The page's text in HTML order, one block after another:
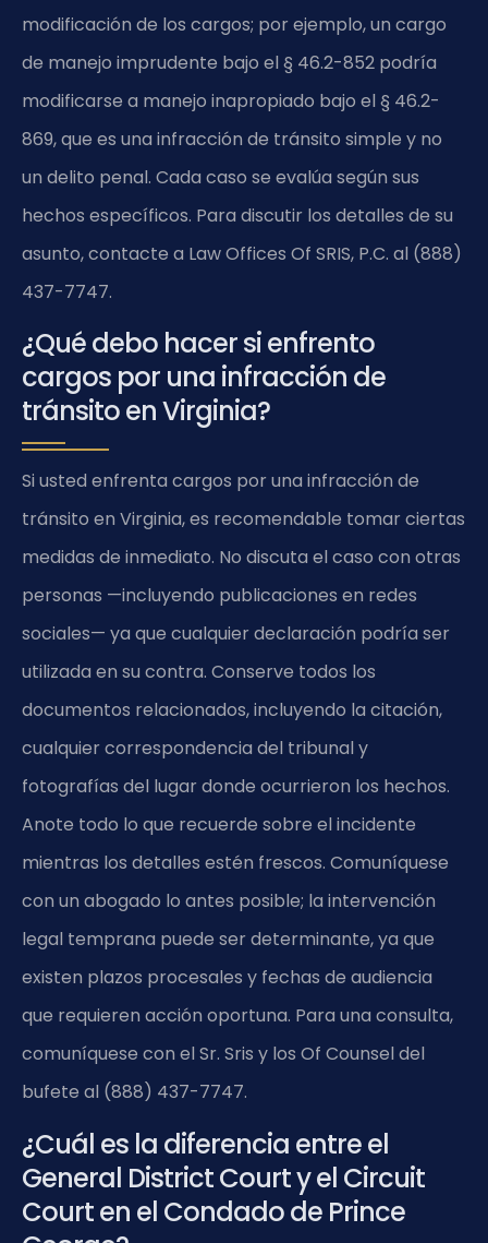
modificación de los cargos; por ejemplo, un cargo
de manejo imprudente bajo el § 46.2-852 podría
modificarse a manejo inapropiado bajo el § 46.2-
869, que es una infracción de tránsito simple y no
un delito penal. Cada caso se evalúa según sus
hechos específicos. Para discutir los detalles de su
asunto, contacte a Law Offices Of SRIS, P.C. al (888)
437-7747.
¿Qué debo hacer si enfrento
cargos por una infracción de
tránsito en Virginia?
Si usted enfrenta cargos por una infracción de
tránsito en Virginia, es recomendable tomar ciertas
medidas de inmediato. No discuta el caso con otras
personas —incluyendo publicaciones en redes
sociales— ya que cualquier declaración podría ser
utilizada en su contra. Conserve todos los
documentos relacionados, incluyendo la citación,
cualquier correspondencia del tribunal y
fotografías del lugar donde ocurrieron los hechos.
Anote todo lo que recuerde sobre el incidente
mientras los detalles estén frescos. Comuníquese
con un abogado lo antes posible; la intervención
legal temprana puede ser determinante, ya que
existen plazos procesales y fechas de audiencia
que requieren acción oportuna. Para una consulta,
comuníquese con el Sr. Sris y los Of Counsel del
bufete al (888) 437-7747.
¿Cuál es la diferencia entre el
General District Court y el Circuit
Court en el Condado de Prince